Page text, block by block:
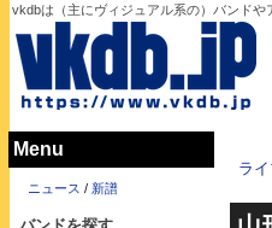
vkdbは（主にヴィジュアル系の）バンドや
ラ
Menu
ニュース / 新譜